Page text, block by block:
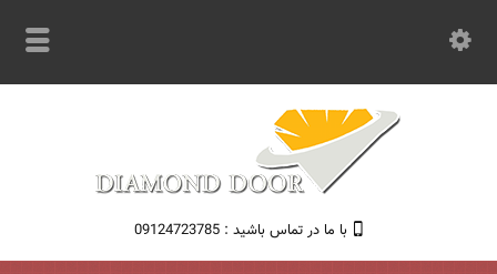
با ما در تماس باشید : 09124723785